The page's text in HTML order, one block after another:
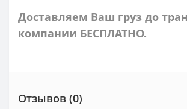
Доставляем Ваш груз до
компании БЕСПЛАТНО.
Отзывов (0)